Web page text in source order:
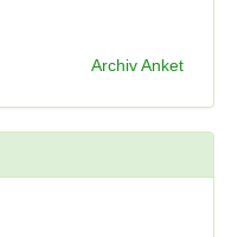
Archiv Anket